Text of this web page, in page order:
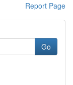
Report Page
Go